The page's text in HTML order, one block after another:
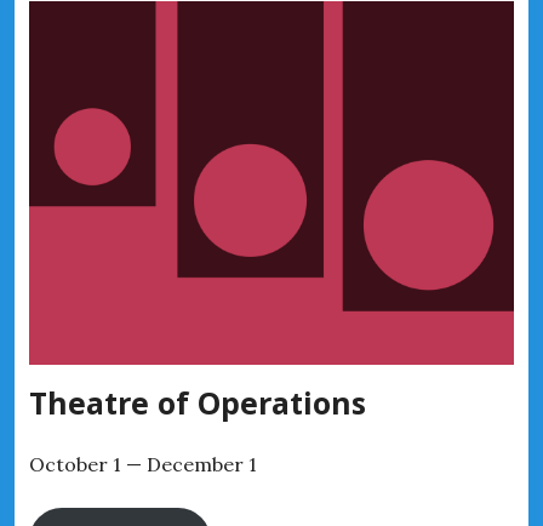
Theatre of Operations
October 1 — December 1